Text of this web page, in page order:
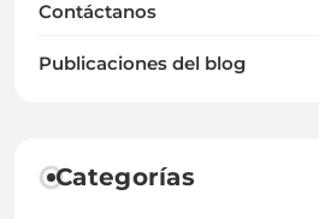
Contáctanos
Publicaciones del blog
Categorías